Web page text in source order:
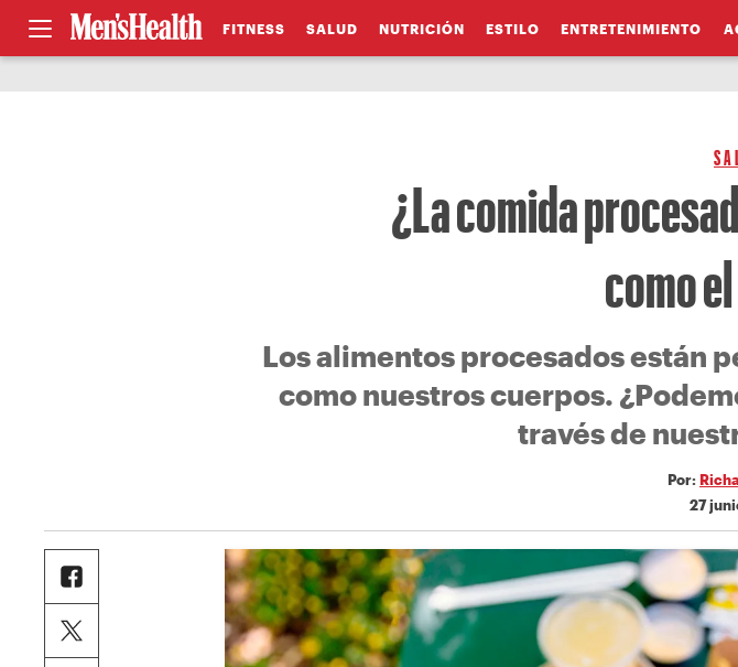
FITNESS SALUD NUTRICIÓN ESTILO ENTRETENIMIENTO
¿La comida
como
Los alimentos procesados están
como nuestros cuerpos.
través de
Por:
27